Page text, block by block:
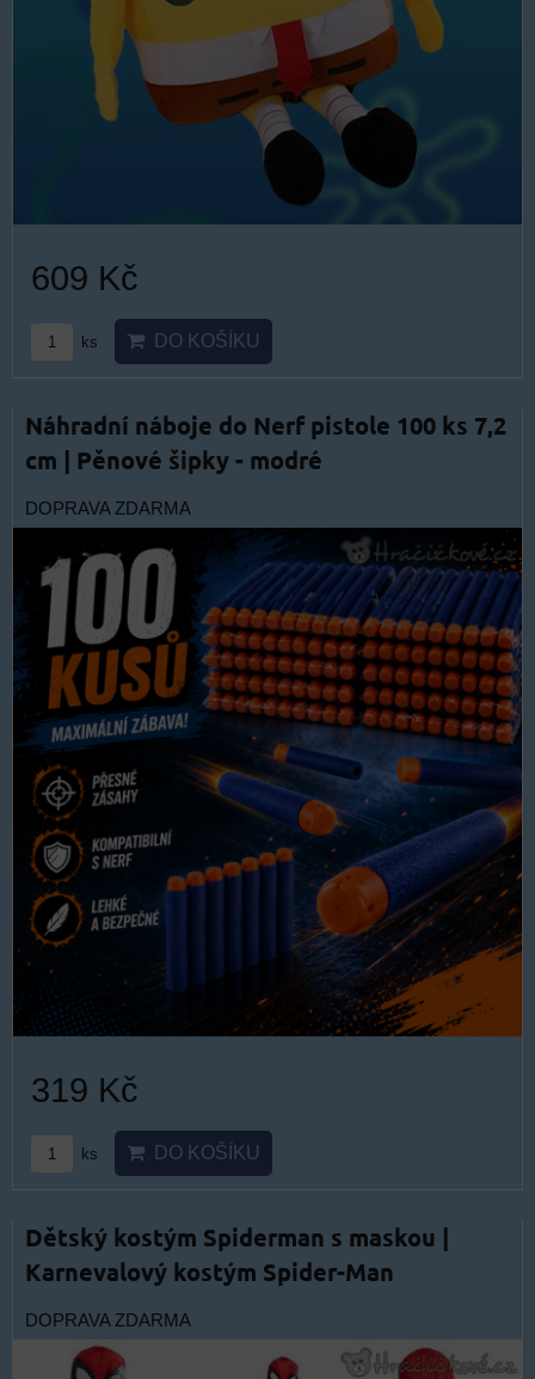
609 Kč
ks DO KOŠÍKU
Náhradní náboje do Nerf pistole 100 ks 7,2
cm | Pěnové šipky - modré
DOPRAVA ZDARMA
319 Kč
ks DO KOŠÍKU
Dětský kostým Spiderman s maskou |
Karnevalový kostým Spider-Man
DOPRAVA ZDARMA